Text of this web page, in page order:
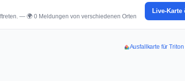
— 🌍 0 Meldungen von verschiedenen Orten
Live-Karte
Ausfallkarte für